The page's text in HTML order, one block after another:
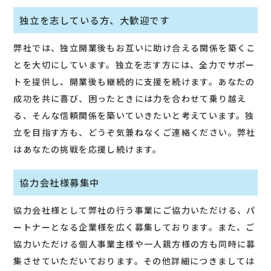
独立を志している方、大歓迎です
弊社では、独立開業後もお互いに助け合える関係を築くこ
とを大切にしています。独立を志す方には、全力でサポー
トを提供し、開業後も継続的に支援を続けます。あなたの
成功を共に喜び、困ったときには力を合わせて乗り越え
る、そんな信頼関係を築いていきたいと考えています。独
立を目指す方も、どうぞ気兼ねなくご連絡ください。弊社
はあなたの挑戦を応援し続けます。
協力会社様募集中
協力会社様として弊社の行う事業にご協力いただける、パ
ートナーとなる企業様を広く募集しております。また、ご
協力いただける個人事業主様や一人親方様の方も同時に募
集させていただいております。その他詳細につきましては